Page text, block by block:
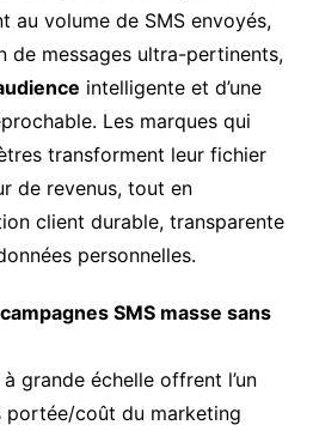
au volume de SMS envoyés,
de messages ultra-pertinents,
intelligente et d’une
Les marques qui
transforment leur fichier
de revenus, tout en
client durable, transparente
personnelles.
SMS masse sans
grande échelle offrent l’un
portée/coût du marketing